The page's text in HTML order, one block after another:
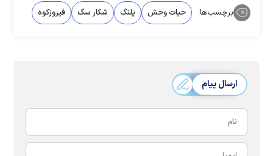
برچسب‌ها: حیات وحش پلنگ‌ شکار سگ فیروزکوه
ارسال پیام